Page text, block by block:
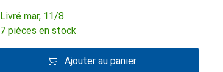
Livré mar, 11/8
7 pièces en stock
Ajouter au panier